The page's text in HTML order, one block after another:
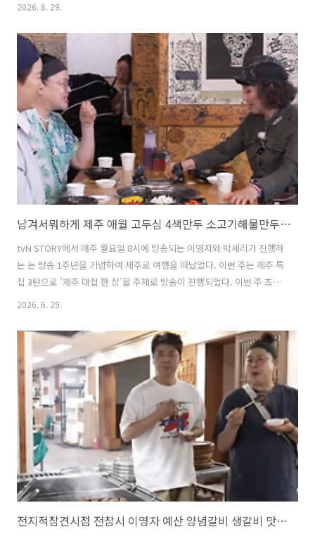
된 미운우리새끼 미우새 편에서 린과 백지영이 함께 방문한 이색 맛집 아
이스크림 떡볶이 맛집에 대해 자세히 알아본다. 1. 미운우리새끼 미우새
린 백지영 충무로 아이스크림 떡볶이 들깨우동 맛집은 어디?미운우리새
끼 미우새에서 린이 백지영에게 소개한 아이스크림 떡볶이와 아이스크
림 들깨우동 맛집은 '밥한술'이다. 이곳은 충무로에 위치한 가성비 좋은
한식술집으로..
2026. 6. 29.
남겨서뭐하게 제주 애월 고두심 4색만두 소고기해물만두전골 맛집 위치 및 여행팁
tvN STORY에서 매주 월요일 8시에 방송되는 이영자와 박세리가 진행하
는 는 방송 1주년을 기념하여 제주로 여행을 떠났었다. 이번 주는 제주 특
집 3탄으로 '제주 대접 한 상'을 주제로 방송이 진행되었다. 이번 주 초대
상'을 즐기며 담백한 토크를 이어나갔다. 이번 글에서는 남겨서뭐하게 제
주 특집 3탄에서 이영자, 박세리, 고두심이 함께 방문했던 4색 만두 전골
맛집과 주변 함께 가볼 만한 명소에 대해 자세히 알아본다. 1. 남겨서뭐하
게 제주 애월 고두심 4색만두 소고기해물만두전골 맛집은 어디? 남겨서
뭐하게 제주 특집 3탄 고두심 편에서 이영자, 박세리, 고..
2026. 6. 29.
전지적참견시점 전참시 이영자 예산 양념갈비 생갈비 맛집 위치 및 방문팁